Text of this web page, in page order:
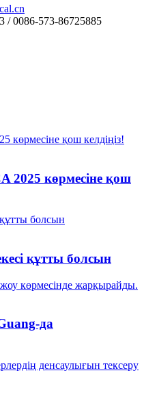
/ 0086-573-86725885
2025 көрмесіне қош
құтты болсын
да